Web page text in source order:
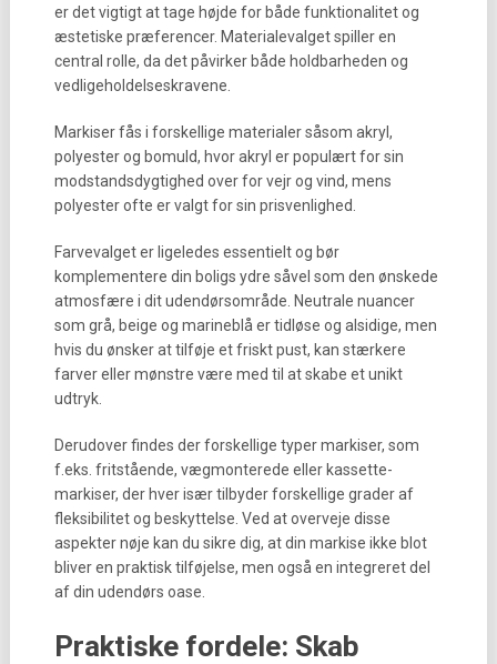
er det vigtigt at tage højde for både funktionalitet og
æstetiske præferencer. Materialevalget spiller en
central rolle, da det påvirker både holdbarheden og
vedligeholdelseskravene.
Markiser fås i forskellige materialer såsom akryl,
polyester og bomuld, hvor akryl er populært for sin
modstandsdygtighed over for vejr og vind, mens
polyester ofte er valgt for sin prisvenlighed.
Farvevalget er ligeledes essentielt og bør
komplementere din boligs ydre såvel som den ønskede
atmosfære i dit udendørsområde. Neutrale nuancer
som grå, beige og marineblå er tidløse og alsidige, men
hvis du ønsker at tilføje et friskt pust, kan stærkere
farver eller mønstre være med til at skabe et unikt
udtryk.
Derudover findes der forskellige typer markiser, som
f.eks. fritstående, vægmonterede eller kassette-
markiser, der hver især tilbyder forskellige grader af
fleksibilitet og beskyttelse. Ved at overveje disse
aspekter nøje kan du sikre dig, at din markise ikke blot
bliver en praktisk tilføjelse, men også en integreret del
af din udendørs oase.
Praktiske fordele: Skab